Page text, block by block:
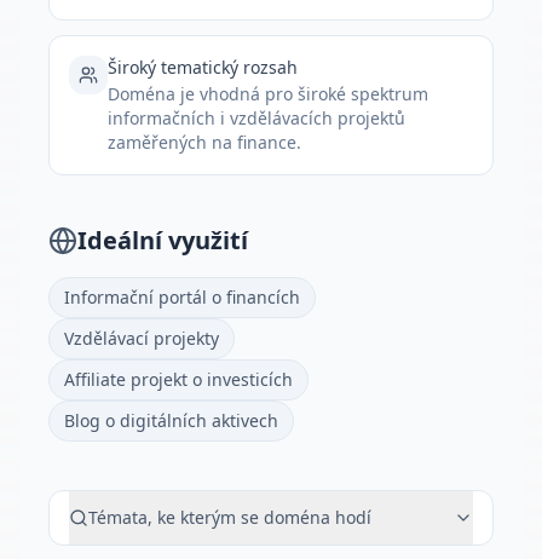
Široký tematický rozsah
Doména je vhodná pro široké spektrum
informačních i vzdělávacích projektů
zaměřených na finance.
Ideální využití
Informační portál o financích
Vzdělávací projekty
Affiliate projekt o investicích
Blog o digitálních aktivech
Témata, ke kterým se doména hodí